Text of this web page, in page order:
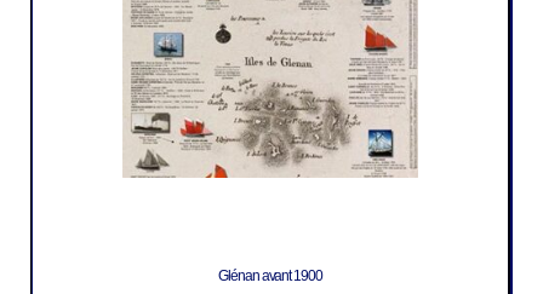
Glénan avant 1900